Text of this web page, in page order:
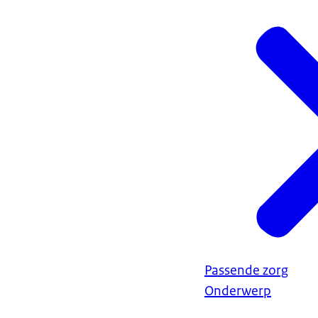
Ondertiteling
srt
Download
Download
psychische
Het vroeg
is. Als we
ziektes goed
werk. Dan
Dat is
maatschappij
ziekte tot het
BEELD: Logo
Passende zorg
Onderwerp